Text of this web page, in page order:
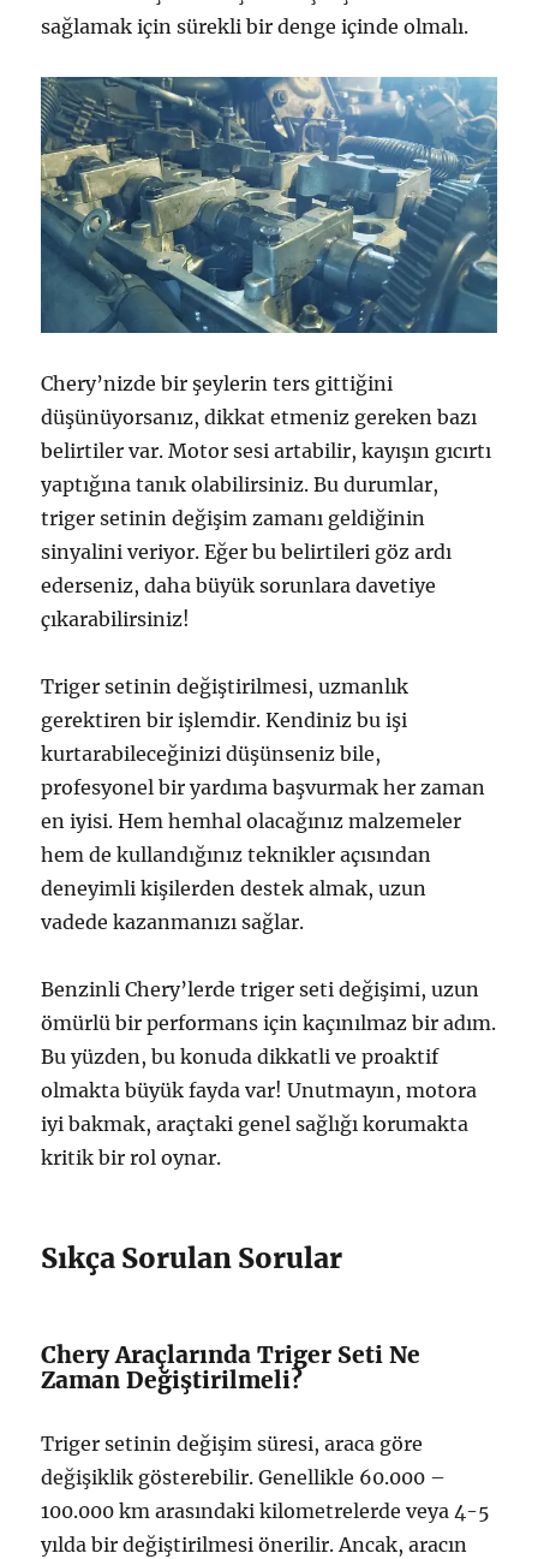
sağlamak için sürekli bir denge içinde olmalı.
Chery’nizde bir şeylerin ters gittiğini
düşünüyorsanız, dikkat etmeniz gereken bazı
belirtiler var. Motor sesi artabilir, kayışın gıcırtı
yaptığına tanık olabilirsiniz. Bu durumlar,
triger setinin değişim zamanı geldiğinin
sinyalini veriyor. Eğer bu belirtileri göz ardı
ederseniz, daha büyük sorunlara davetiye
çıkarabilirsiniz!
Triger setinin değiştirilmesi, uzmanlık
gerektiren bir işlemdir. Kendiniz bu işi
kurtarabileceğinizi düşünseniz bile,
profesyonel bir yardıma başvurmak her zaman
en iyisi. Hem hemhal olacağınız malzemeler
hem de kullandığınız teknikler açısından
deneyimli kişilerden destek almak, uzun
vadede kazanmanızı sağlar.
Benzinli Chery’lerde triger seti değişimi, uzun
ömürlü bir performans için kaçınılmaz bir adım.
Bu yüzden, bu konuda dikkatli ve proaktif
olmakta büyük fayda var! Unutmayın, motora
iyi bakmak, araçtaki genel sağlığı korumakta
kritik bir rol oynar.
Sıkça Sorulan Sorular
Chery Araçlarında Triger Seti Ne
Zaman Değiştirilmeli?
Triger setinin değişim süresi, araca göre
değişiklik gösterebilir. Genellikle 60.000 –
100.000 km arasındaki kilometrelerde veya 4-5
yılda bir değiştirilmesi önerilir. Ancak, aracın